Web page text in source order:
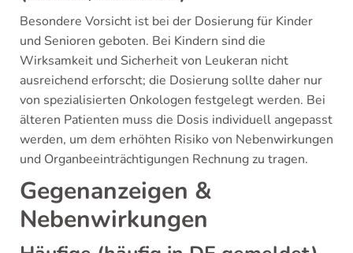
Besondere Vorsicht ist bei der Dosierung für Kinder
und Senioren geboten. Bei Kindern sind die
Wirksamkeit und Sicherheit von Leukeran nicht
ausreichend erforscht; die Dosierung sollte daher nur
von spezialisierten Onkologen festgelegt werden. Bei
älteren Patienten muss die Dosis individuell angepasst
werden, um dem erhöhten Risiko von Nebenwirkungen
und Organbeeinträchtigungen Rechnung zu tragen.
Gegenanzeigen &
Nebenwirkungen